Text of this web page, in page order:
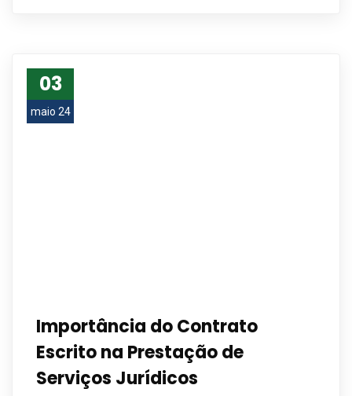
03
maio 24
Importância do Contrato
Escrito na Prestação de
Serviços Jurídicos